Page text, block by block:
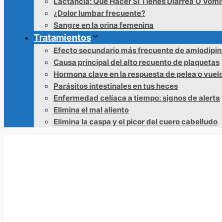
¿Dolor lumbar frecuente?
Sangre en la orina femenina
Tratamientos
Efecto secundario más frecuente de
Causa principal del alto recuento de plaquetas
Hormona clave en la respuesta de pelea o
Parásitos intestinales en tus heces
Enfermedad celíaca a tiempo: signos de alerta
Elimina el mal aliento
Elimina la caspa y el picor del cuero cabelludo